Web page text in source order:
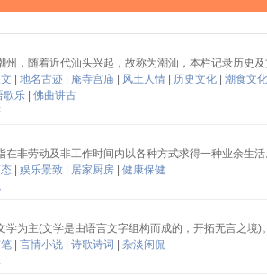
州，随着近代汕头兴起，故称为潮汕，本栏记录历史
地名古迹 庵寺宫庙 风土人情 历史文化
潮食文化
歌乐
佛曲讲古
在非劳动及非工作时间内以各种方式求得一种业余生
娱乐景致 居家厨房
健康保健
学为主(文学是由语言文字组构而成的，开拓无言之境)
言情小说 诗歌诗词
杂淡闲侃